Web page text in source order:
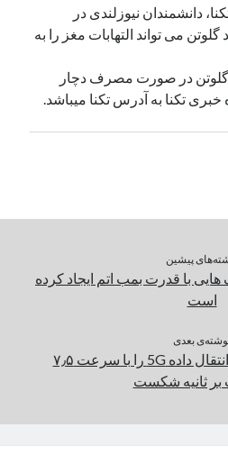
دانشمندان نیوزلندی در
می تواند التهابات مغز را به
گلوتن در صورت مصرف دچار
خبری تکنا به آدرس تکنا میباشد.
پیشین
با قدرت بمب اتم ایجاد کرده
است
بعدی
کوالکام رکورد جهانی انتقال داده 5G را با سرعت ۷٫۵
بر ثانیه شکست